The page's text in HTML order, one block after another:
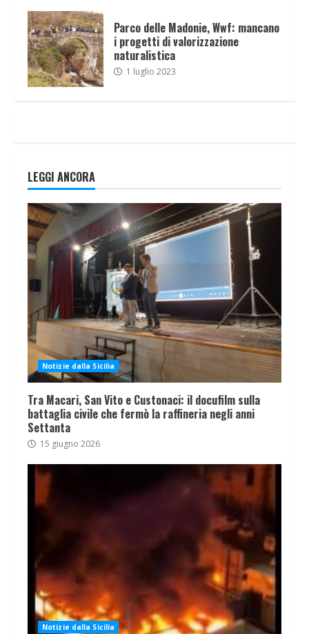
Parco delle Madonie, Wwf: mancano
i progetti di valorizzazione
naturalistica
1 luglio 2023
LEGGI ANCORA
Notizie dalla Sicilia
Tra Macari, San Vito e Custonaci: il docufilm sulla
battaglia civile che fermò la raffineria negli anni
Settanta
15 giugno 2026
Notizie dalla Sicilia